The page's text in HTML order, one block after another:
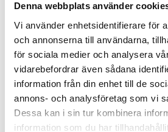
Denna webbplats använder
Vi använder enhetsidentifierare för
och annonserna till användarna,
för sociala medier och analysera
vidarebefordrar även sådana
information från din enhet till de
annons- och analysföretag som vi
Dessa kan i sin tur kombinera
information som du har
Offertförfrågan
Kanske du behöver hjälp
Fastighetsskötsel
Kontorsstädning
Värdar, informatörer &
Hotell, kök & servering